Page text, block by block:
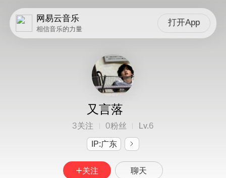
网易云音乐
相信音乐的力量
打开App
又言落
3关注 0粉丝 Lv.6
IP:广东
关注 聊天